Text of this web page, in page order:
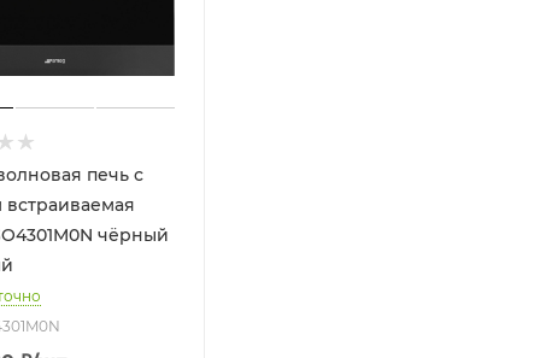
печь с
встраиваемая
чёрный